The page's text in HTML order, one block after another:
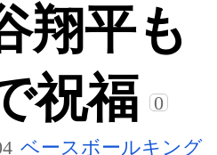
翔平も
祝福
0
ベースボールキング